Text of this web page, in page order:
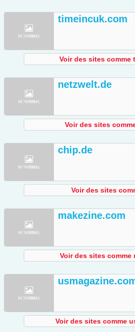
timeincuk.com
Voir des sites comme
netzwelt.de
Voir des sites
chip.de
Voir des sites
makezine.com
Voir des sites comme
Voir des sites comme